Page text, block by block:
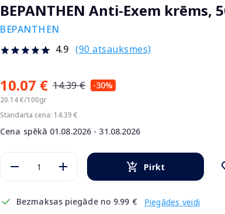
BEPANTHEN Anti-Exem krēms,
BEPANTHEN
4.9 (90 atsauksmes)
10.07 € 14.39 € -30%
20.14 €/100gr
Standarta cena: 14.39 €
Cena spēkā 01.08.2026 - 31.08.2026
Pirkt
Bezmaksas piegāde no 9.99 € Piegādes veidi